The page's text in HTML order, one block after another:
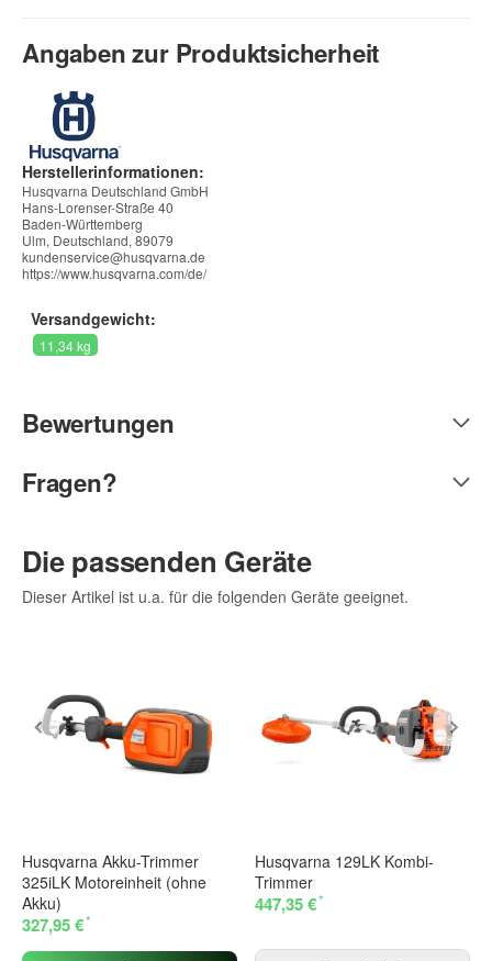
Angaben zur Produktsicherheit
Herstellerinformationen:
Husqvarna Deutschland GmbH
Hans-Lorenser-Straße 40
Baden-Württemberg
Ulm, Deutschland, 89079
kundenservice@husqvarna.de
https://www.husqvarna.com/de/
Versandgewicht:
11,34 kg
Bewertungen
Fragen?
Die passenden Geräte
Dieser Artikel ist u.a. für die folgenden Geräte geeignet.
Husqvarna Akku-Trimmer
325iLK Motoreinheit (ohne
Akku)
327,95 €*
Husqvarna 129LK Kombi-
Trimmer
447,35 €*